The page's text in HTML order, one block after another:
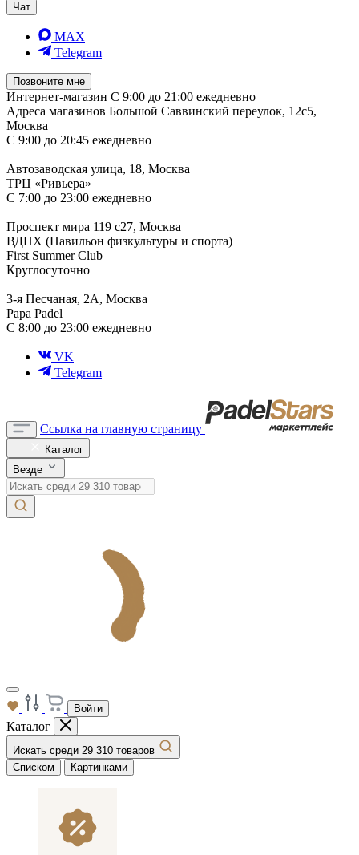
Чат
MAX
Telegram
Позвоните мне
Интернет-магазин С 9:00 до 21:00 ежедневно
Адреса магазинов Большой Саввинский переулок, 12с5,
Москва
С 9:00 до 20:45 ежедневно
Автозаводская улица, 18, Москва
ТРЦ «Ривьера»
С 7:00 до 23:00 ежедневно
Проспект мира 119 с27, Москва
ВДНХ (Павильон физкультуры и спорта)
First Summer Club
Круглосуточно
3-я Песчаная, 2А, Москва
Papa Padel
С 8:00 до 23:00 ежедневно
VK
Telegram
Ссылка на главную страницу
Каталог
Везде
Войти
Каталог
Искать среди 29 310 товаров
Списком
Картинками